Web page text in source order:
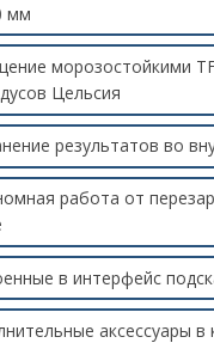
мм
морозостойкими
Цельсия
результатов во
работа от
в интерфейс
аксессуары